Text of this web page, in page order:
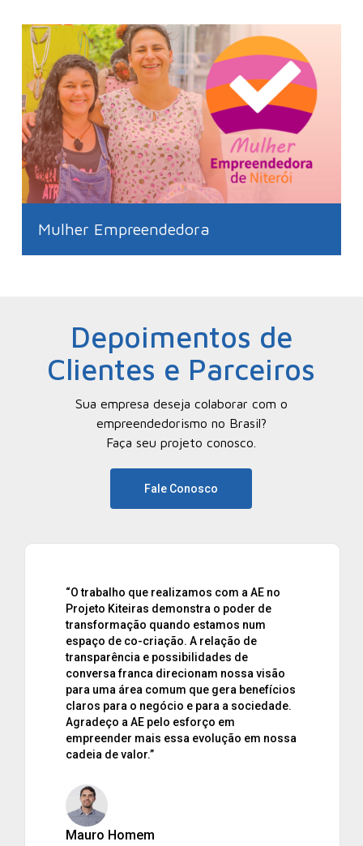
Mulher Empreendedora
Depoimentos de
Clientes e Parceiros
Sua empresa deseja colaborar com o
empreendedorismo no Brasil?
Faça seu projeto conosco.
Fale Conosco
“O trabalho que realizamos com a AE no
Projeto Kiteiras demonstra o poder de
transformação quando estamos num
espaço de co-criação. A relação de
transparência e possibilidades de
conversa franca direcionam nossa visão
para uma área comum que gera benefícios
claros para o negócio e para a sociedade.
Agradeço a AE pelo esforço em
empreender mais essa evolução em nossa
cadeia de valor.”
Mauro Homem